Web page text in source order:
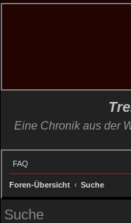
Eine Chronik aus der
FAQ
Foren-Übersicht Suche
Suche